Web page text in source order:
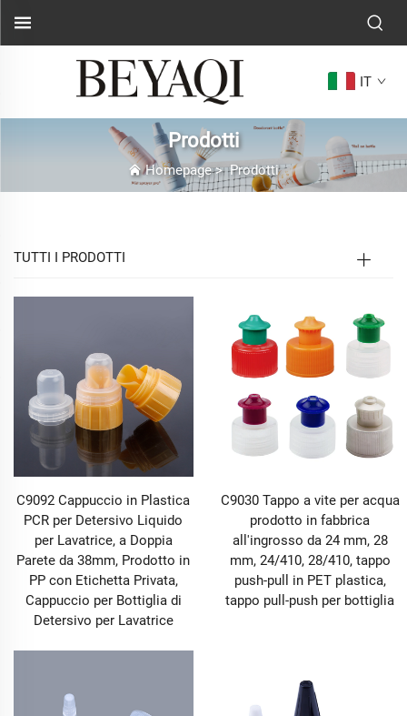
IT
Prodotti
Homepage>Prodotti
TUTTI I PRODOTTI
C9092 Cappuccio in Plastica
PCR per Detersivo Liquido
per Lavatrice, a Doppia
Parete da 38mm, Prodotto in
PP con Etichetta Privata,
Cappuccio per Bottiglia di
Detersivo per Lavatrice
C9030 Tappo a vite per acqua
prodotto in fabbrica
all'ingrosso da 24 mm, 28
mm, 24/410, 28/410, tappo
push-pull in PET plastica,
tappo pull-push per bottiglia